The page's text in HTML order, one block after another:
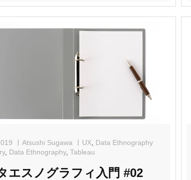
tt
er
Atsushi Sugawa UX Data Ethnography
, Data Ethnography, Tableau
エスノグラフィ入門 #02